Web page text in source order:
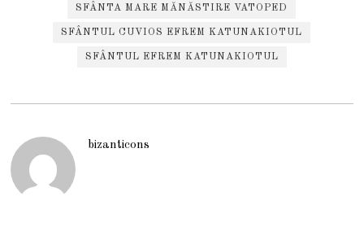
SFÂNTA MARE MĂNĂSTIRE VATOPED
SFÂNTUL CUVIOS EFREM KATUNAKIOTUL
SFÂNTUL EFREM KATUNAKIOTUL
bizanticons